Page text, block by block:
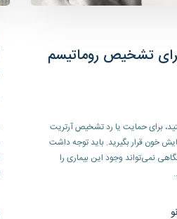
تشخیص روماتیسم
برای حمایت یا رد تشخیص آرتریت
خون قرار بگیرید. باید توجه داشت
نمی‌تواند وجود این بیماری را